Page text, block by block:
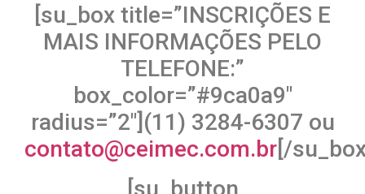
[su_box title=”INSCRIÇÕES E
MAIS INFORMAÇÕES PELO
TELEFONE:”
box_color=”#9ca0a9″
radius=”2″](11) 3284-6307 ou
contato@ceimec.com.br[/
[su_button